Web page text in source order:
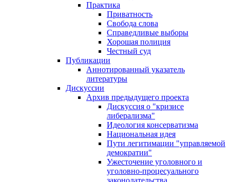
Практика
Приватность
Свобода слова
Справедливые выборы
Хорошая полиция
Честный суд
Публикации
Аннотированный указатель
литературы
Дискуссии
Архив предыдущего проекта
Дискуссия о "кризисе
либерализма"
Идеология консерватизма
Национальная идея
Пути легитимации "управляемой
демократии"
Ужесточение уголовного и
уголовно-процесуального
законодательства